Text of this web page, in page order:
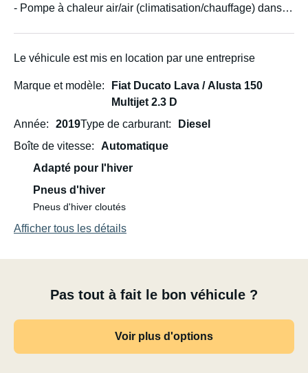
- Pompe à chaleur air/air (climatisation/chauffage) dans la
- Store extérieur
- Porte-vélos
- Four à gaz
- Mibox (permet de regarder une Smart TV ou de partager
l’écran de votre téléphone sur la télévision via Internet)
- Chaises de camping : 10 €/pièce
Le véhicule est mis en location par une entreprise
Marque et modèle
Fiat Ducato Lava / Alusta 150
Multijet 2.3 D
Année
2019Type de carburant
Diesel
Boîte de vitesse
Automatique
Adapté pour l'hiver
Pneus d'hiver
Pneus d'hiver cloutés
Afficher tous les détails
Pas tout à fait le bon véhicule ?
Voir plus d'options